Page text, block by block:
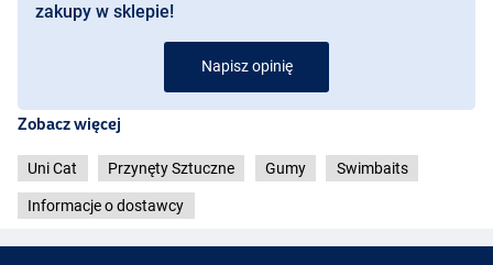
OT
zakupy w sklepie!
Napisz opinię
Zobacz więcej
Uni Cat Przynęty Sztuczne Gumy Swimbaits
Informacje o dostawcy